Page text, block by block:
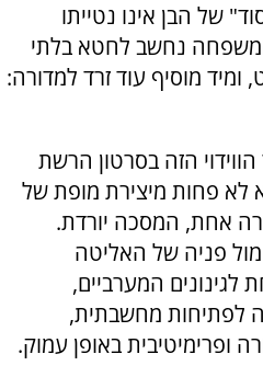
של הבן אינו נטייתו
נחשב לחטא בלתי
ומיד מוסיף עוד זרד למדורה:
הזה בסרטון הרשת
לא פחות מיצירת מופת של
אחת, המסכה יורדת.
פניה של האליטה
המערביים,
לפתיחות מחשבתית,
באופן עמוק.